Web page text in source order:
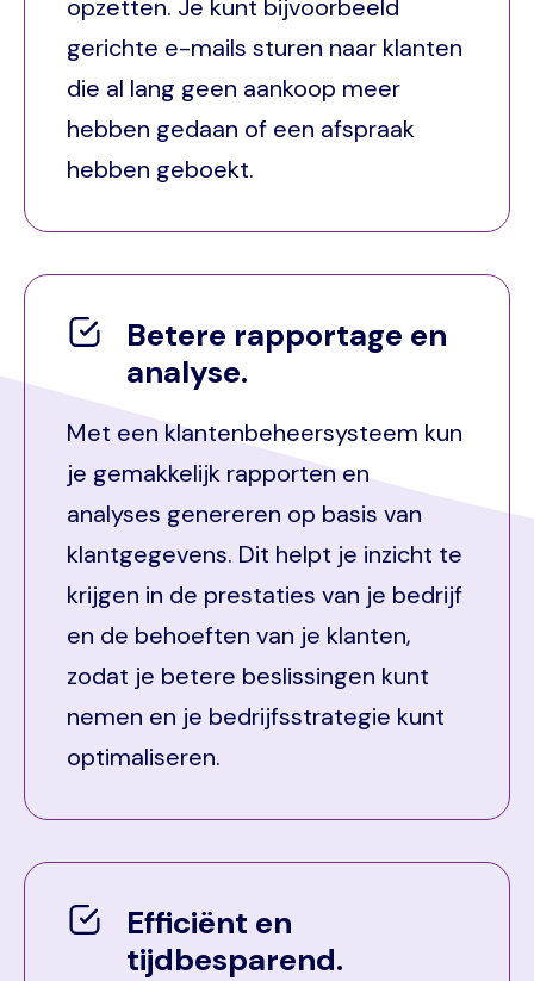
opzetten. Je kunt bijvoorbeeld
gerichte e-mails sturen naar klanten
die al lang geen aankoop meer
hebben gedaan of een afspraak
hebben geboekt.
Betere rapportage en
analyse.
Met een klantenbeheersysteem kun
je gemakkelijk rapporten en
analyses genereren op basis van
klantgegevens. Dit helpt je inzicht te
krijgen in de prestaties van je bedrijf
en de behoeften van je klanten,
zodat je betere beslissingen kunt
nemen en je bedrijfsstrategie kunt
optimaliseren.
Efficiënt en
tijdbesparend.